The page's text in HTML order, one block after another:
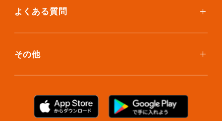
ご利用者の声
プラン診断
大型アイテムプラン
無酸素保管
シューズリペア
よくある質問
ボックスのお取り寄せ
お預け入れ(集荷)
その他
サマリーポケットカード
お知らせ・メディア情報
お問い合わせ